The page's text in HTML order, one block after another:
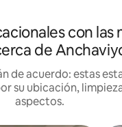
con las
de
de acuerdo: estas
su ubicación,
aspectos.